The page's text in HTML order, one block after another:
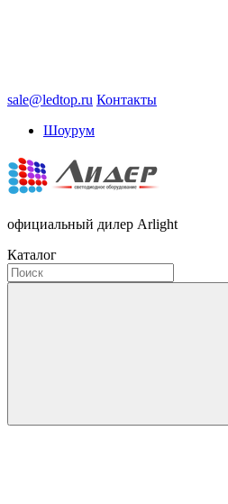
sale@ledtop.ru Контакты
Шоурум
официальный дилер Arlight
Каталог